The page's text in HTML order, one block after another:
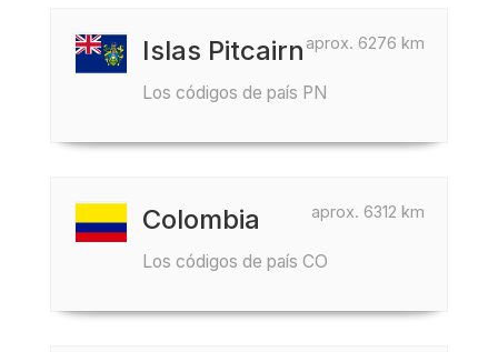
aprox. 6276 km
Islas Pitcairn
Los códigos de país PN
aprox. 6312 km
Colombia
Los códigos de país CO